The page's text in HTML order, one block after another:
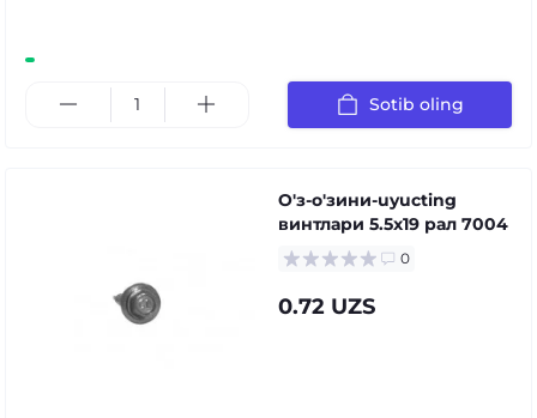
Sotib oling
О'з-о'зини-uyucting
винтлари 5.5x19 рал 7004
0
0.72 UZS